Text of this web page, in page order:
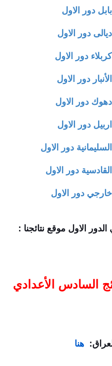
بابل دور الاول
ديالى دور الاول
كربلاء دور الاول
الأنبار دور الاول
دهوك دور الاول
اربيل دور الاول
السليمانية دور الاول
القادسية دور الاول
خارجي دور الاول
الاول موقع نتائجنا :
السادس الأعدادي
هنا